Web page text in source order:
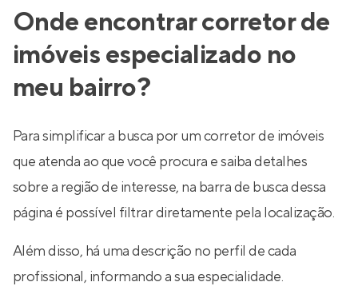
Onde encontrar corretor de
imóveis especializado no
meu bairro?
Para simplificar a busca por um corretor de imóveis
que atenda ao que você procura e saiba detalhes
sobre a região de interesse, na barra de busca dessa
página é possível filtrar diretamente pela localização.
Além disso, há uma descrição no perfil de cada
profissional, informando a sua especialidade.